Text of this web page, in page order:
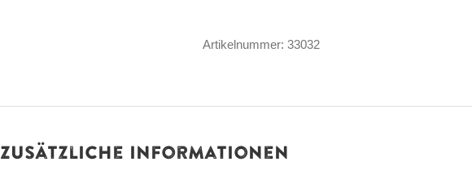
Meow
Artikelnummer: 33032
Zusätzliche Informationen